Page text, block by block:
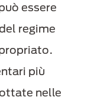
essere
regime
più
nelle